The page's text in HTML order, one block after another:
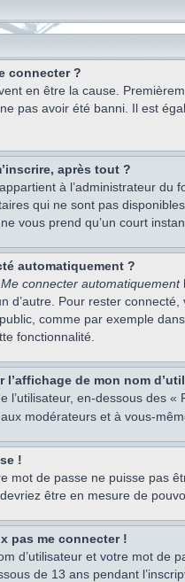
connecter ?
en être la cause.
pas avoir été banni. Il est
après tout ?
à l’administrateur du
qui ne sont pas
vous prend qu’un court
automatiquement ?
Me connecter automatiquement
d’autre. Pour rester
comme par exemple
fonctionnalité.
l’affichage de mon nom
l’utilisateur, en-dessous des
modérateurs et à vous-
!
mot de passe ne puisse pas
être en mesure de
pas me connecter !
d’utilisateur et votre mot de
de 13 ans pendant